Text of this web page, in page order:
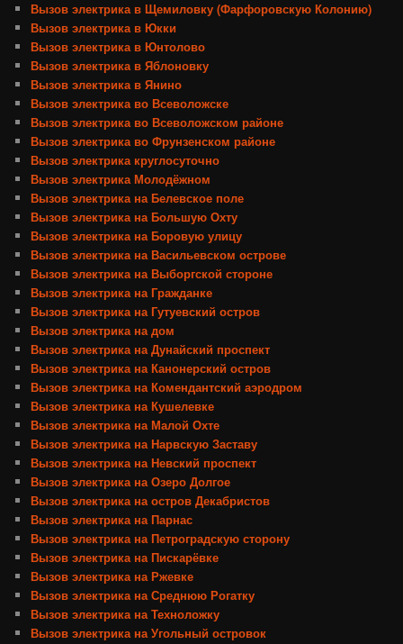
Вызов электрика в Щемиловку (Фарфоровскую Колонию)
Вызов электрика в Юкки
Вызов электрика в Юнтолово
Вызов электрика в Яблоновку
Вызов электрика в Янино
Вызов электрика во Всеволожске
Вызов электрика во Всеволожском районе
Вызов электрика во Фрунзенском районе
Вызов электрика круглосуточно
Вызов электрика Молодёжном
Вызов электрика на Белевское поле
Вызов электрика на Большую Охту
Вызов электрика на Боровую улицу
Вызов электрика на Васильевском острове
Вызов электрика на Выборгской стороне
Вызов электрика на Гражданке
Вызов электрика на Гутуевский остров
Вызов электрика на дом
Вызов электрика на Дунайский проспект
Вызов электрика на Канонерский остров
Вызов электрика на Комендантский аэродром
Вызов электрика на Кушелевке
Вызов электрика на Малой Охте
Вызов электрика на Нарвскую Заставу
Вызов электрика на Невский проспект
Вызов электрика на Озеро Долгое
Вызов электрика на остров Декабристов
Вызов электрика на Парнас
Вызов электрика на Петроградскую сторону
Вызов электрика на Пискарёвке
Вызов электрика на Ржевке
Вызов электрика на Среднюю Рогатку
Вызов электрика на Техноложку
Вызов электрика на Угольный островок